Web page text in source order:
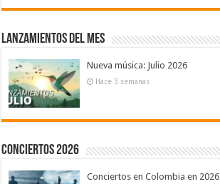
Lanzamientos del mes
Nueva música: Julio 2026
Hace 3 semanas
Conciertos 2026
Conciertos en Colombia en 2026